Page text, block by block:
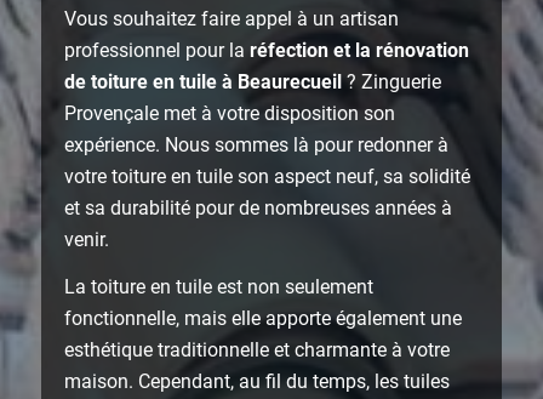
Vous souhaitez faire appel à un artisan
professionnel pour la réfection et la rénovation
de toiture en tuile à Beaurecueil? Zinguerie
Provençale met à votre disposition son
expérience. Nous sommes là pour redonner à
votre toiture en tuile son aspect neuf, sa solidité
et sa durabilité pour de nombreuses années à
venir.
La toiture en tuile est non seulement
fonctionnelle, mais elle apporte également une
esthétique traditionnelle et charmante à votre
maison. Cependant, au fil du temps, les tuiles